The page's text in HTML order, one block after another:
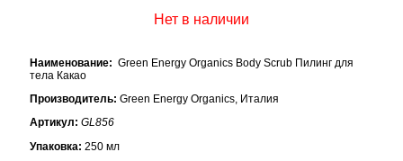
Нет в наличии
Наименование: Green Energy Organics Body Scrub Пилинг для
тела Какао
Производитель: Green Energy Organics, Италия
Артикул: GL856
Упаковка: 250 мл